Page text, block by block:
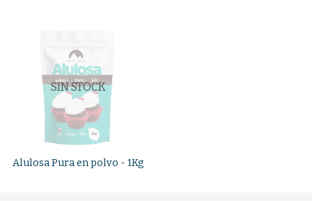
SIN STOCK
Alulosa Pura en polvo - 1Kg